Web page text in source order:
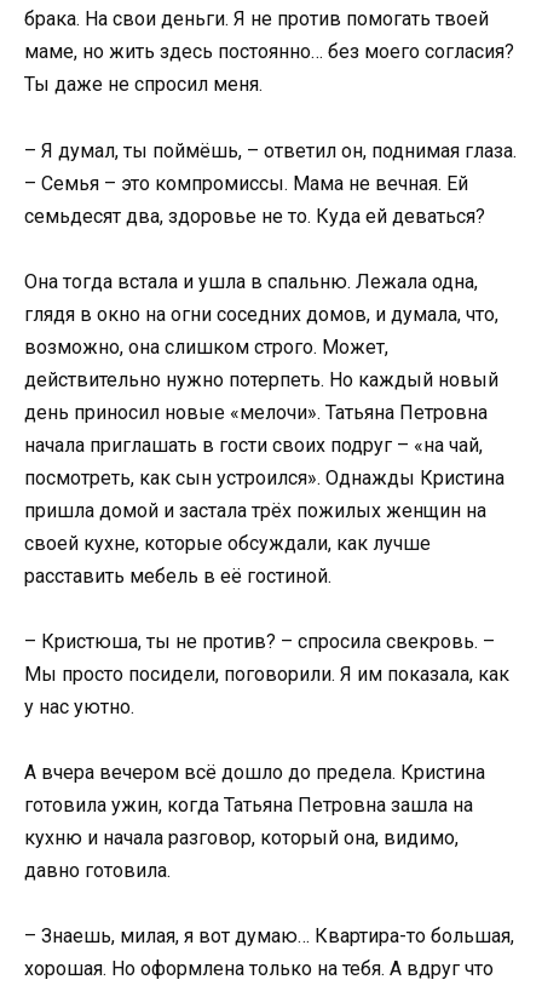
брака. На свои деньги. Я не против помогать твоей
маме, но жить здесь постоянно… без моего согласия?
Ты даже не спросил меня.
– Я думал, ты поймёшь, – ответил он, поднимая глаза.
– Семья – это компромиссы. Мама не вечная. Ей
семьдесят два, здоровье не то. Куда ей деваться?
Она тогда встала и ушла в спальню. Лежала одна,
глядя в окно на огни соседних домов, и думала, что,
возможно, она слишком строго. Может,
действительно нужно потерпеть. Но каждый новый
день приносил новые «мелочи». Татьяна Петровна
начала приглашать в гости своих подруг – «на чай,
посмотреть, как сын устроился». Однажды Кристина
пришла домой и застала трёх пожилых женщин на
своей кухне, которые обсуждали, как лучше
расставить мебель в её гостиной.
– Кристюша, ты не против? – спросила свекровь. –
Мы просто посидели, поговорили. Я им показала, как
у нас уютно.
А вчера вечером всё дошло до предела. Кристина
готовила ужин, когда Татьяна Петровна зашла на
кухню и начала разговор, который она, видимо,
давно готовила.
– Знаешь, милая, я вот думаю… Квартира-то большая,
хорошая. Но оформлена только на тебя. А вдруг что